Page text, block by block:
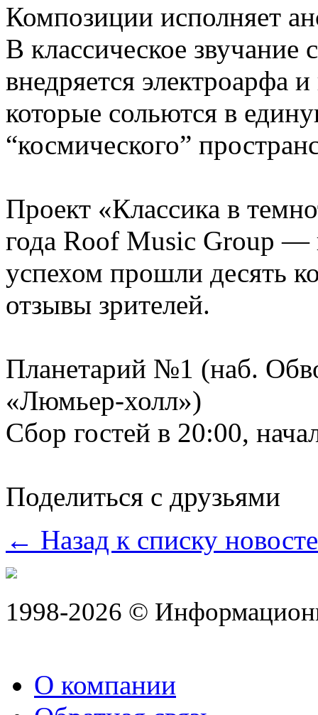
Композиции исполняет
В классическое звучание
внедряется электроарфа
которые сольются в
“космического”
Проект «Классика в
года Roof Music Group —
успехом прошли десять
отзывы зрителей.
Планетарий №1 (наб.
«Люмьер-холл»)
Сбор гостей в 20:00,
Поделиться с друзьями
← Назад к списку
1998-2026 ©
О компании